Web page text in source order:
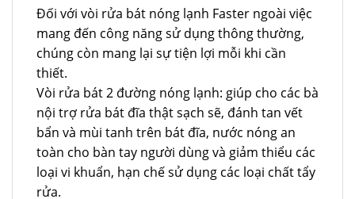
Đối với vòi rửa bát nóng lạnh Faster ngoài việc
mang đến công năng sử dụng thông thường,
chúng còn mang lại sự tiện lợi mỗi khi cần
thiết.
Vòi rửa bát 2 đường nóng lạnh: giúp cho các bà
nội trợ rửa bát đĩa thật sạch sẽ, đánh tan vết
bẩn và mùi tanh trên bát đĩa, nước nóng an
toàn cho bàn tay người dùng và giảm thiểu các
loại vi khuẩn, hạn chế sử dụng các loại chất tẩy
rửa.